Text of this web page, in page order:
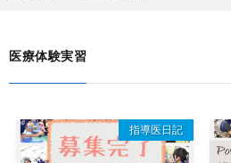
医療体験実習
指導医日記